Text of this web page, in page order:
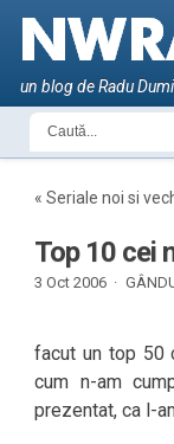
un blog de Radu
«Seriale noi si
Top 10 cei
3 Oct 2006 ·
facut un top 50
cum n-am
prezentat, ca l-